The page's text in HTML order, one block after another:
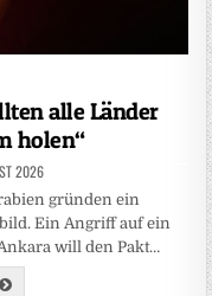
alle Länder
holen“
2026
gründen ein
Ein Angriff auf ein
will den Pakt…